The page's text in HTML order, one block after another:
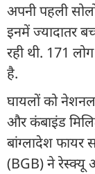
अपनी पहली
इनमें ज्यादातर
रही थी. 171
है.
घायलों को नेशनल
और कंबाइंड
बांग्लादेश फायर
(BGB) ने रेस्क्यू